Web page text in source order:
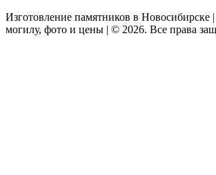
Изготовление памятников в Новосибирске
могилу, фото и цены | © 2026. Все права